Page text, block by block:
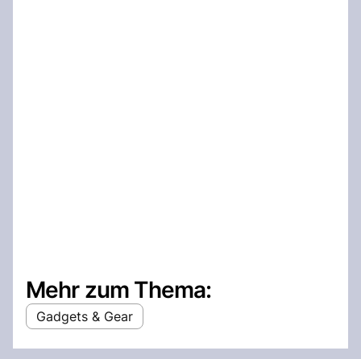
Mehr zum Thema:
Gadgets & Gear